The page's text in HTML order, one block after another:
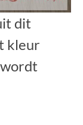
dit
kleur